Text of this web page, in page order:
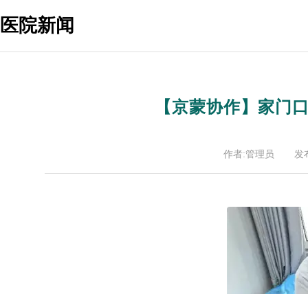
医院新闻
【京蒙协作】家
作者:管理员 发